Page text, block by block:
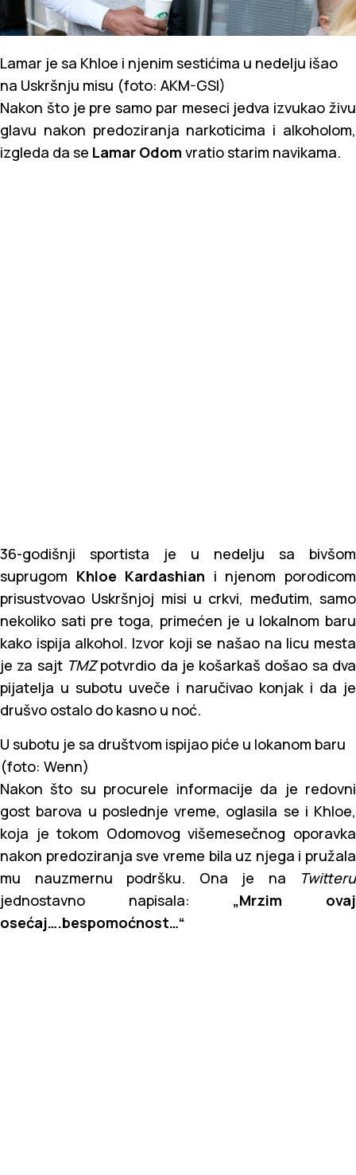
Lamar je sa Khloe i njenim sestićima u nedelju išao
na Uskršnju misu (foto: AKM-GSI)
Nakon što je pre samo par meseci jedva izvukao živu
glavu nakon predoziranja narkoticima i alkoholom,
izgleda da se Lamar Odom vratio starim navikama.
36-godišnji sportista je u nedelju sa bivšom
suprugom Khloe Kardashian i njenom porodicom
prisustvovao Uskršnjoj misi u crkvi, međutim, samo
nekoliko sati pre toga, primećen je u lokalnom baru
kako ispija alkohol. Izvor koji se našao na licu mesta
je za sajt TMZpotvrdio da je košarkaš došao sa dva
pijatelja u subotu uveče i naručivao konjak i da je
drušvo ostalo do kasno u noć.
U subotu je sa društvom ispijao piće u lokanom baru
(foto: Wenn)
Nakon što su procurele informacije da je redovni
gost barova u poslednje vreme, oglasila se i Khloe,
koja je tokom Odomovog višemesečnog oporavka
nakon predoziranja sve vreme bila uz njega i pružala
mu nauzmernu podršku. Ona je na
Twitteru
jednostavno napisala: „Mrzim ovaj
osećaj….bespomoćnost…“